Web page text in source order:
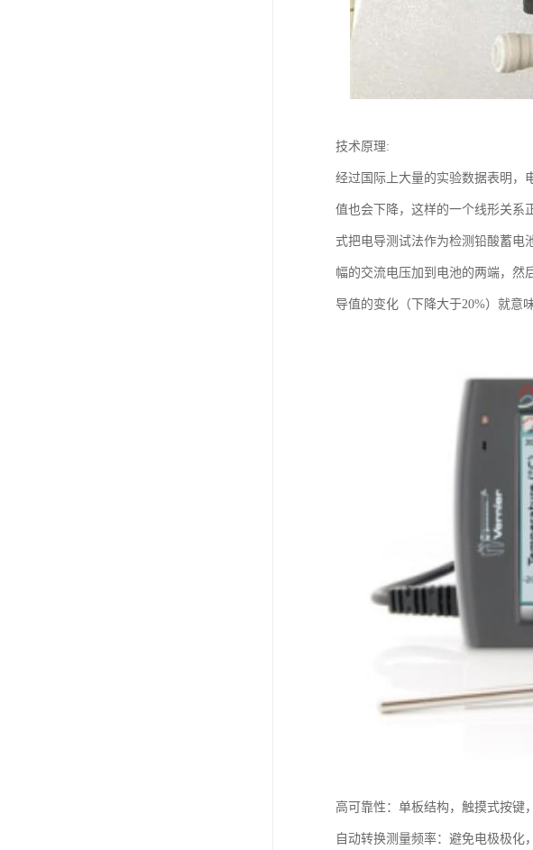
技术原理:
经过国际上大量的实验数据表明，
值也会下降，这样的一个线形关系
式把电导测试法作为检测铅酸蓄电
幅的交流电压加到电池的两端，然
导值的变化（下降大于20%）就意
高可靠性：单板结构，触摸式按键
自动转换测量频率：避免电极极化